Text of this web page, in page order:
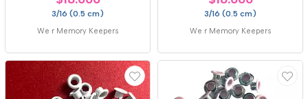
3/16 (0.5 cm)
We r Memory Keepers
3/16 (0.5 cm)
We r Memory Keepers